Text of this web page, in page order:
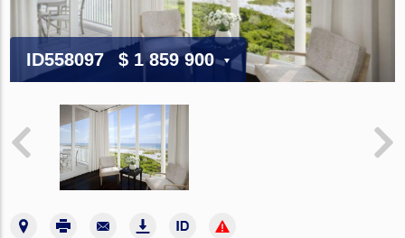
ID558097 $ 1 859 900